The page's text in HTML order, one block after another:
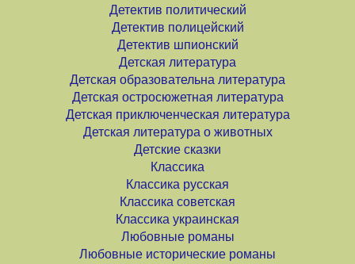
Детектив политический
Детектив полицейский
Детектив шпионский
Детская литература
Детская образовательна литература
Детская остросюжетная литература
Детская приключенческая литература
Детская литература о животных
Детские сказки
Классика
Классика русская
Классика советская
Классика украинская
Любовные романы
Любовные исторические романы